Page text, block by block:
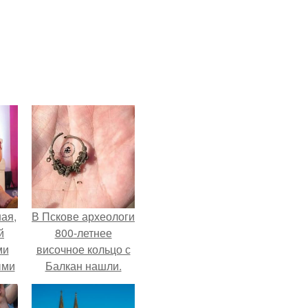
В Пскове археологи
800-летнее
височное кольцо с
Балкан нашли.